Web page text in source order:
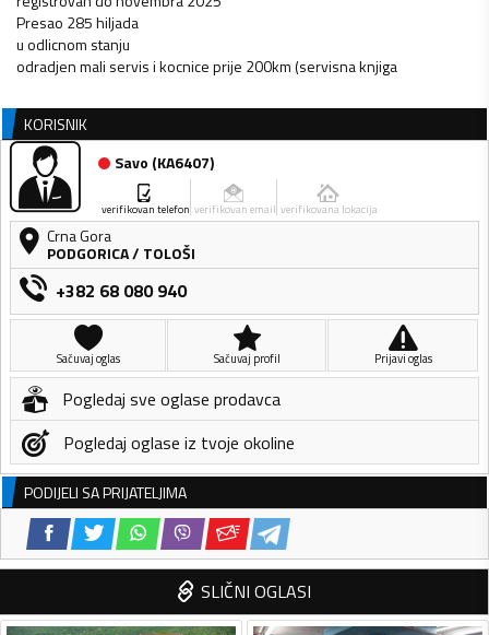
Presao 285 hiljada
u odlicnom stanju
odradjen mali servis i kocnice prije 200km (servisna knjiga
KORISNIK
Savo (KA6407)
verifikovan telefon verifikovan email verifikovana lokacija
Crna Gora
PODGORICA/ TOLOŠI
+382 68 080 940
Sačuvaj oglas Sačuvaj profil Prijavi oglas
Pogledaj sve oglase prodavca
Pogledaj oglase iz tvoje okoline
PODIJELI SA PRIJATELJIMA
SLIČNI OGLASI